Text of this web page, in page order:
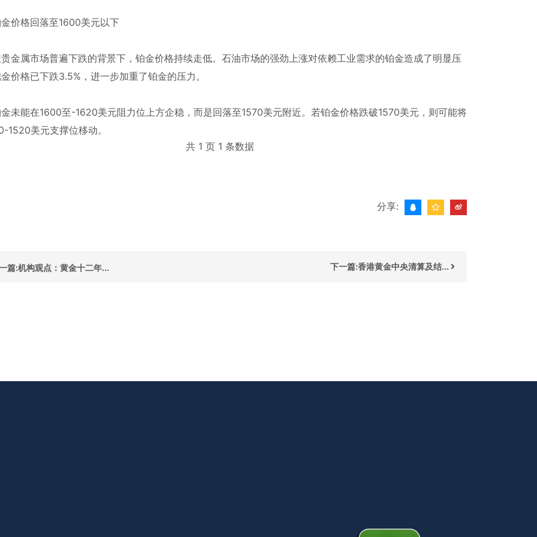
格回落至1600美元以下
属市场普遍下跌的背景下，铂金价格持续走低。石油市场的强劲上涨对依赖工业需求的铂金造成了明显压
价格已下跌3.5%，进一步加重了铂金的压力。
能在1600至-1620美元阻力位上方企稳，而是回落至1570美元附近。若铂金价格跌破1570美元，则可能将
1520美元支撑位移动。
共 1 页 1 条数据
分享:
一篇:机构观点：黄金十二年... 下一篇:香港黄金中央清算及结...